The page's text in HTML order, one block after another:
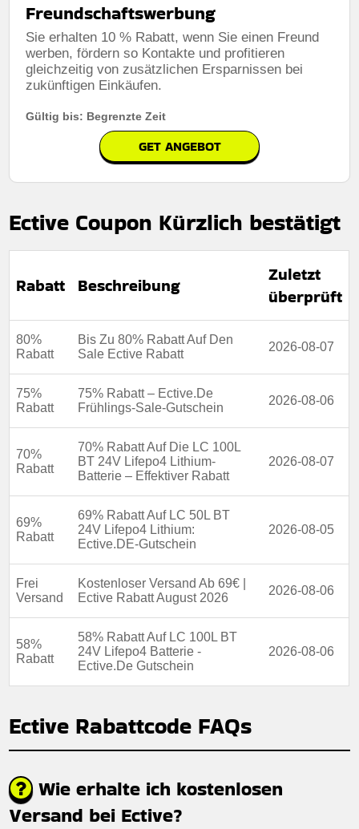
Freundschaftswerbung
Sie erhalten 10 % Rabatt, wenn Sie einen Freund
werben, fördern so Kontakte und profitieren
gleichzeitig von zusätzlichen Ersparnissen bei
zukünftigen Einkäufen.
Gültig bis: Begrenzte Zeit
GET ANGEBOT
Ective Coupon Kürzlich bestätigt
Rabatt Beschreibung
Zuletzt
überprüft
80%
Rabatt
Bis Zu 80% Rabatt Auf Den
Sale Ective Rabatt
2026-08-07
75%
Rabatt
75% Rabatt – Ective.De
Frühlings-Sale-Gutschein
2026-08-06
70%
Rabatt
70% Rabatt Auf Die LC 100L
BT 24V Lifepo4 Lithium-
Batterie – Effektiver Rabatt
2026-08-07
69%
Rabatt
69% Rabatt Auf LC 50L BT
24V Lifepo4 Lithium:
Ective.DE-Gutschein
2026-08-05
Frei
Versand
Kostenloser Versand Ab 69€ |
Ective Rabatt August 2026
2026-08-06
58%
Rabatt
58% Rabatt Auf LC 100L BT
24V Lifepo4 Batterie -
Ective.De Gutschein
2026-08-06
Ective Rabattcode FAQs
Wie erhalte ich kostenlosen
Versand bei Ective?